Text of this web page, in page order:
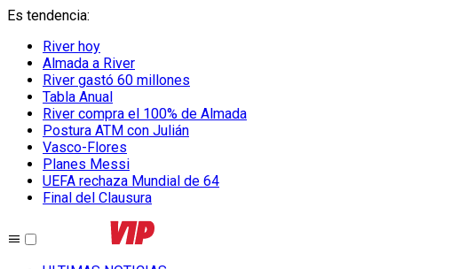
Es tendencia:
River hoy
Almada a River
River gastó 60 millones
Tabla Anual
River compra el 100% de Almada
Postura ATM con Julián
Vasco-Flores
Planes Messi
UEFA rechaza Mundial de 64
Final del Clausura